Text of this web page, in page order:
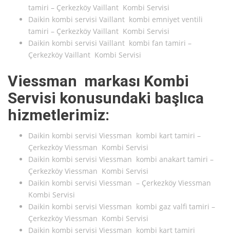
tamiri – Çerkezköy Vaillant Kombi Servisi
Daikin kombi servisi Vaillant kombi emniyet ventili
tamiri – Çerkezköy Vaillant Kombi Servisi
Daikin kombi servisi Vaillant kombi fan tamiri –
Çerkezköy Vaillant Kombi Servisi
Viessman markası Kombi
Servisi konusundaki başlıca
hizmetlerimiz:
Daikin kombi servisi Viessman kombi kart tamiri –
Çerkezköy Viessman Kombi Servisi
Daikin kombi servisi Viessman kombi anakart tamiri –
Çerkezköy Viessman Kombi Servisi
Daikin kombi servisi Viessman – Çerkezköy Viessman
Kombi Servisi
Daikin kombi servisi Viessman kombi gaz valfi tamiri –
Çerkezköy Viessman Kombi Servisi
Daikin kombi servisi Viessman kombi kart tamiri